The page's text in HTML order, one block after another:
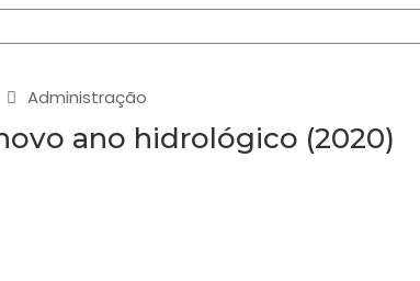
Administração
ano hidrológico (2020)